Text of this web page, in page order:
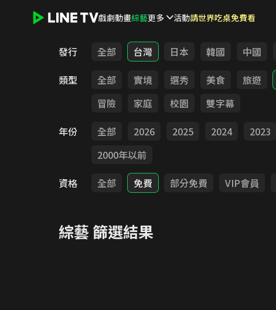
戲劇動畫綜藝更多 活動請世界吃桌免費看
發行 全部 台灣 日本 韓國 中國
類型
全部 實境 選秀 美食 旅遊
冒險
家庭 校園
雙字幕
年份
全部 2026 2025 2024 2023
2000年以前
資格
全部 免費 部分免費 VIP會員
綜藝 篩選結果